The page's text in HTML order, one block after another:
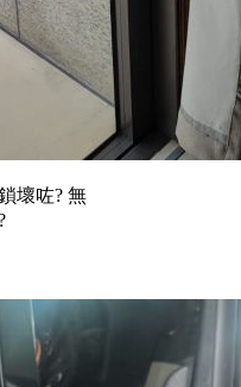
壞咗? 無